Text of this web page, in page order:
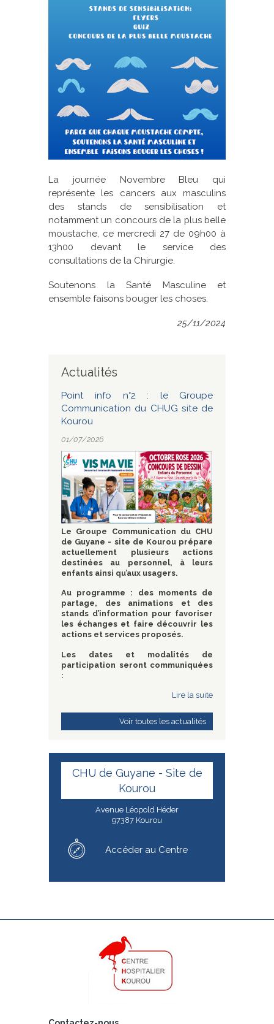
La journée Novembre Bleu qui
représente les cancers aux masculins
des stands de sensibilisation et
notamment un concours de la plus belle
moustache, ce mercredi 27 de 09h00 à
13h00 devant le service des
consultations de la Chirurgie.
Soutenons la Santé Masculine et
ensemble faisons bouger les choses.
25/11/2024
Actualités
Point info n°2 : le Groupe
Communication du CHUG site de
Kourou
01/07/2026
Le Groupe Communication du CHU
de Guyane - site de Kourou prépare
actuellement plusieurs actions
destinées au personnel, à leurs
enfants ainsi qu’aux usagers.
Au programme : des moments de
partage, des animations et des
stands d’information pour favoriser
les échanges et faire découvrir les
actions et services proposés.
Les dates et modalités de
participation seront communiquées
:
Lire la suite
Voir toutes les actualités
CHU de Guyane - Site de
Kourou
Avenue Léopold Héder
97387 Kourou
Accéder au Centre